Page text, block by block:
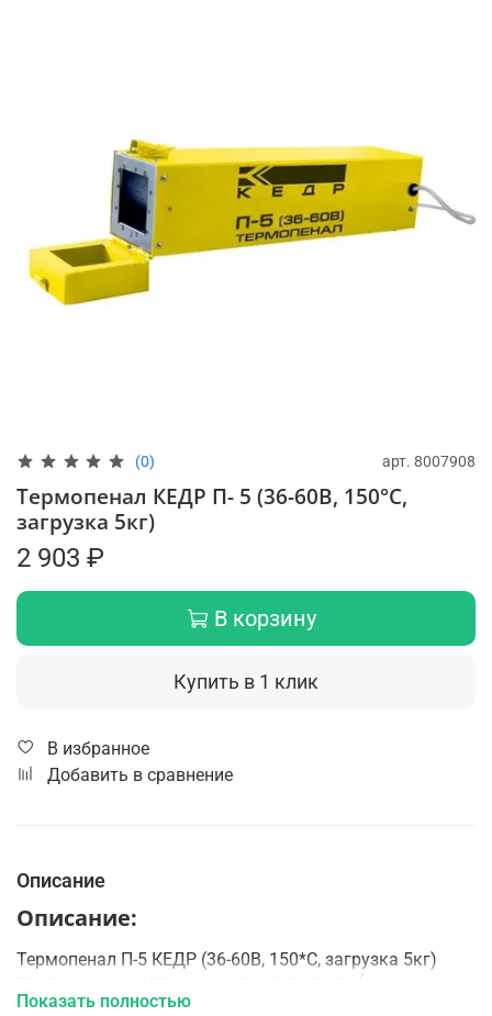
(0) арт. 8007908
Термопенал КЕДР П- 5 (36-60В, 150°C,
загрузка 5кг)
2 903 ₽
В корзину
Купить в 1 клик
В избранное
Добавить в сравнение
Описание
Описание:
Термопенал П-5 КЕДР (36-60В, 150*C, загрузка 5кг)
предназначен для хранения и подогрева (с
автоматическим поддержанием температуры)
Показать полностью